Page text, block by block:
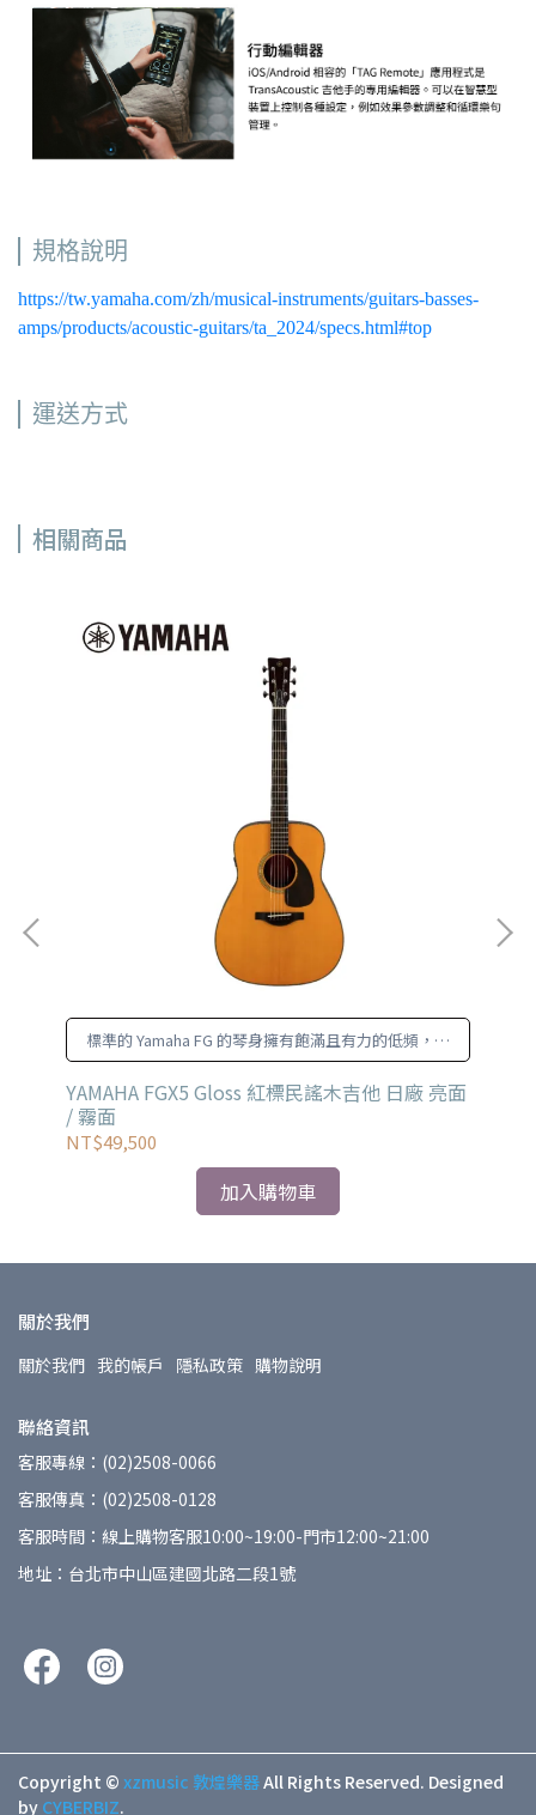
規格說明
https://tw.yamaha.com/zh/musical-instruments/guitars-basses-
amps/products/acoustic-guitars/ta_2024/specs.html#top
運送方式
相關商品
標準的 Yamaha FG 的琴身擁有飽滿且有力的低頻，非
常適合彈撥和刷奏
YAMAHA FGX5 Gloss 紅標民謠木吉他 日廠 亮面
/ 霧面
NT$49,500
加入購物車
關於我們
關於我們 我的帳戶 隱私政策 購物說明
聯絡資訊
客服專線：(02)2508-0066
客服傳真：(02)2508-0128
客服時間：線上購物客服10:00~19:00-門市12:00~21:00
地址：台北市中山區建國北路二段1號
Copyright © xzmusic 敦煌樂器All Rights Reserved. Designed
by CYBERBIZ.